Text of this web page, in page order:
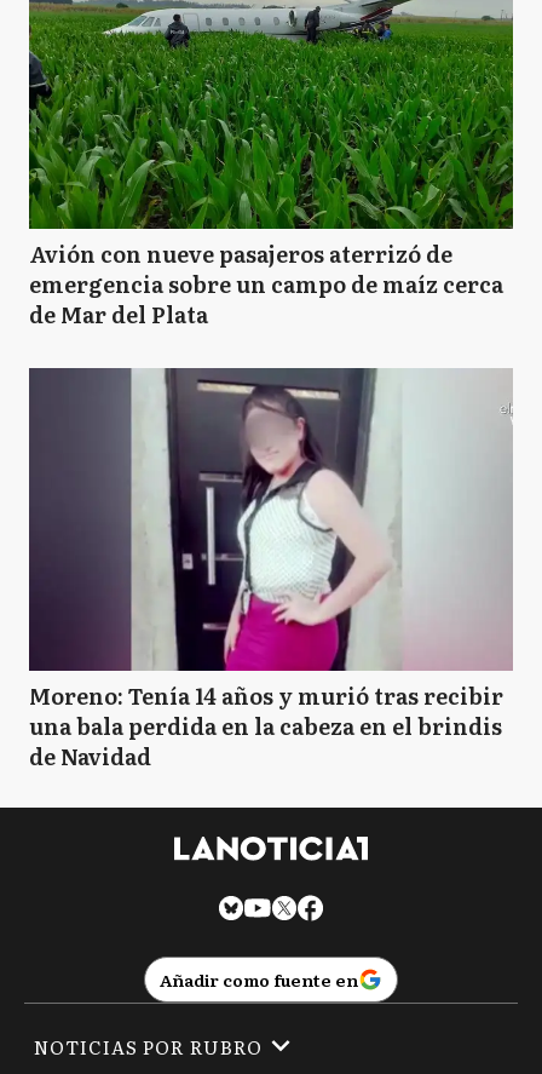
Avión con nueve pasajeros aterrizó de
emergencia sobre un campo de maíz cerca
de Mar del Plata
Moreno: Tenía 14 años y murió tras recibir
una bala perdida en la cabeza en el brindis
de Navidad
Añadir como fuente en
NOTICIAS POR RUBRO